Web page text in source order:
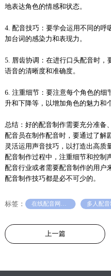
地表达角色的情感和状态。
4. 配音技巧：要学会运用不同的呼
加台词的感染力和表现力。
5. 唇齿协调：在进行口头配音时，
语音的清晰度和准确度。
6. 注重细节：要注意每个角色的细
升和下降等，以增加角色的魅力和
总结：好的配音制作需要充分准备
配音员在制作配音时，要通过了解
灵活运用声音技巧，以打造出高质
配音制作过程中，注重细节和控制
配音行业或者需要配音制作的用户
配音制作技巧都是必不可少的。
标签： 在线配音网站免费 多人配
上一篇